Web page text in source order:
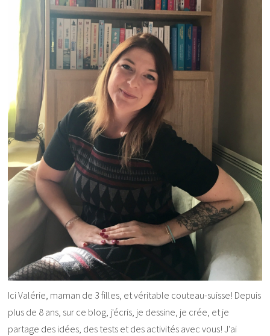
Ici Valérie, maman de 3 filles, et véritable couteau-suisse! Depuis
plus de 8 ans, sur ce blog, j'écris, je dessine, je crée, et je
partage des idées, des tests et des activités avec vous! J'ai